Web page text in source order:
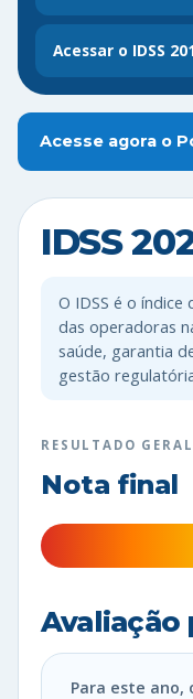
Acessar o IDSS
Acesse agora o
IDSS
O IDSS é o índice
das operadoras
saúde, garantia
gestão
RESULTADO GERAL
Nota final
Avaliação
Para este ano,